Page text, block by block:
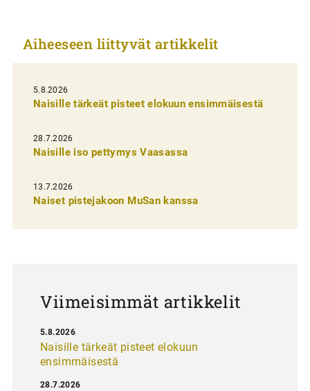
e
i
e
n
s
e
l
Aiheeseen liittyvät artikkelit
5.8.2026
Naisille tärkeät pisteet elokuun ensimmäisestä
28.7.2026
Naisille iso pettymys Vaasassa
13.7.2026
Naiset pistejakoon MuSan kanssa
Viimeisimmät artikkelit
Naisille tärkeät pisteet elokuun
ensimmäisestä
5.8.2026
28.7.2026